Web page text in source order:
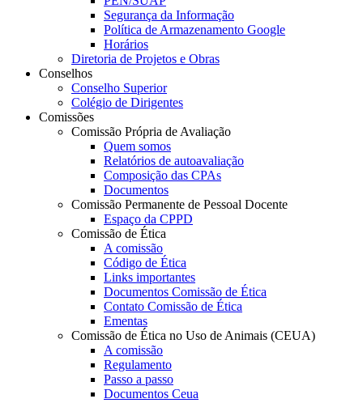
Segurança da Informação
Política de Armazenamento Google
Horários
Diretoria de Projetos e Obras
Conselhos
Conselho Superior
Colégio de Dirigentes
Comissões
Comissão Própria de Avaliação
Quem somos
Relatórios de autoavaliação
Composição das CPAs
Documentos
Comissão Permanente de Pessoal Docente
Espaço da CPPD
Comissão de Ética
A comissão
Código de Ética
Links importantes
Documentos Comissão de Ética
Contato Comissão de Ética
Ementas
Comissão de Ética no Uso de Animais (CEUA)
A comissão
Regulamento
Passo a passo
Documentos Ceua